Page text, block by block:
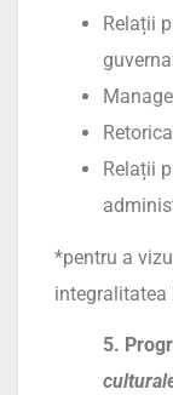
Relații
Relații
*pentru a
integralitatea
5.